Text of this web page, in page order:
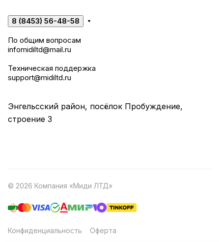
8 (8453) 56-48-58
По общим вопросам
infomidiltd@mail.ru
Техническая поддержка
support@midiltd.ru
Энгельсский район, посёлок Пробуждение,
строение 3
© 2026 Компания «Миди ЛТД»
Конфиденциальность Оферта